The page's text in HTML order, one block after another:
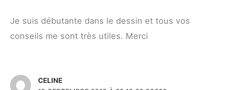
Je suis débutante dans le dessin et tous vos
conseils me sont très utiles. Merci
CELINE